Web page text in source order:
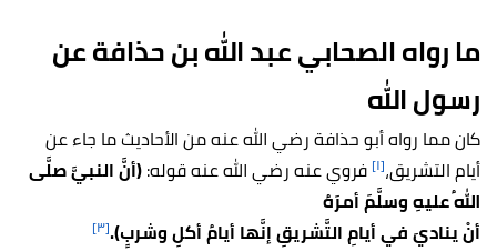
ما رواه الصحابي عبد الله بن حذافة عن
رسول الله
كان مما رواه أبو حذافة رضي الله عنه من الأحاديث ما جاء عن
أيام التشريق،[١] فروي عنه رضي الله عنه قوله:(أنَّ النبيَّ صلَّى
اللهُ عليهِ وسلَّمَ أمرَهُ
أنْ يناديَ في أيامِ التَّشريقِ إنَّها أيامُ أكلِ وشربٍ).[٣]